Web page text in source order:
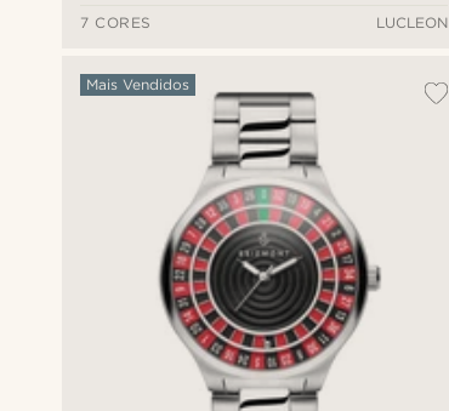
7 CORES
LUCLEON
Mais Vendidos